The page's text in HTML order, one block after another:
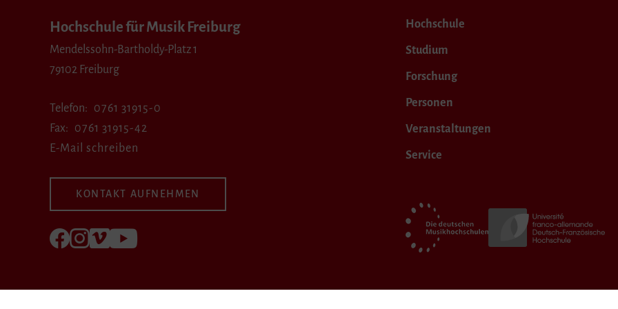
Hochschule für Musik Freiburg
Mendelssohn-Bartholdy-Platz 1
79102 Freiburg
Telefon
0761 31915-0
Fax
0761 31915-42
E-Mail schreiben
KONTAKT AUFNEHMEN
Folgen Sie uns auf Facebook
Folgen Sie uns auf Instagram
Besuchen Sie uns bei Vimeo
Hochschule
Studium
Forschung
Personen
Veranstaltungen
Service